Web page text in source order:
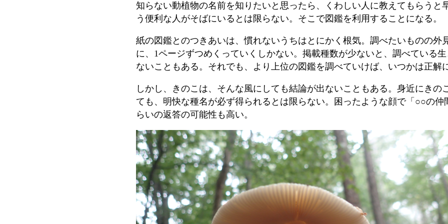
知らない動植物の名前を知りたいと思ったら、くわしい人に教えてもらうと
う便利な人がそばにいるとは限らない。そこで図鑑を利用することになる。
紙の図鑑とのつきあいは、慣れないうちはとにかく根気。調べたいものの外
に、 1ページずつめくっていくしかない。掲載種数が少ないと、調べている
ないこともある。それでも、より上位の図鑑を調べていけば、いつかは正解
しかし、きのこは、そんな風にしても結論が出ないこともある。身近にきの
ても、明快な種名が必ず得られるとは限らない。困ったような顔で「○○の
らいの返答の可能性も高い。